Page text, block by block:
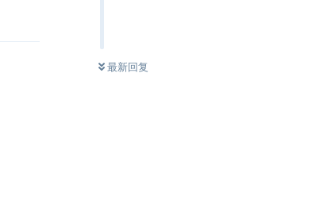
最新回复